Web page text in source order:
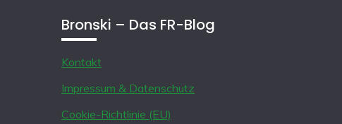
Bronski – Das FR-Blog
Kontakt
Impressum & Datenschutz
Cookie-Richtlinie (EU)